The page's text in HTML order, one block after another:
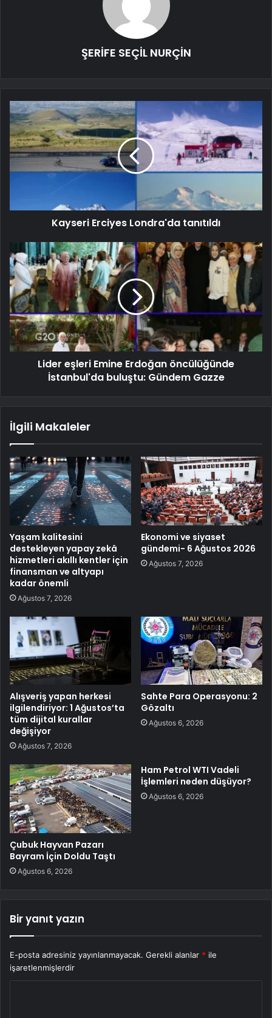
ŞERİFE SEÇİL NURÇİN
Kayseri Erciyes Londra'da tanıtıldı
Lider eşleri Emine Erdoğan öncülüğünde
İstanbul'da buluştu: Gündem Gazze
İlgili Makaleler
Yaşam kalitesini
destekleyen yapay zekâ
hizmetleri akıllı kentler için
finansman ve altyapı
kadar önemli
Ağustos 7, 2026
Ekonomi ve siyaset
gündemi- 6 Ağustos 2026
Ağustos 7, 2026
Alışveriş yapan herkesi
ilgilendiriyor: 1 Ağustos’ta
tüm dijital kurallar
değişiyor
Ağustos 7, 2026
Sahte Para Operasyonu: 2
Gözaltı
Ağustos 6, 2026
Çubuk Hayvan Pazarı
Bayram İçin Doldu Taştı
Ağustos 6, 2026
Ham Petrol WTI Vadeli
İşlemleri neden düşüyor?
Ağustos 6, 2026
Bir yanıt yazın
E-posta adresiniz yayınlanmayacak. Gerekli alanlar * ile
işaretlenmişlerdir